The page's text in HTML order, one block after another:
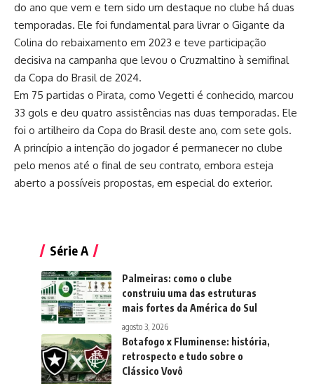
do ano que vem e tem sido um destaque no clube há duas
temporadas. Ele foi fundamental para livrar o Gigante da
Colina do rebaixamento em 2023 e teve participação
decisiva na campanha que levou o Cruzmaltino à semifinal
da Copa do Brasil de 2024.
Em 75 partidas o Pirata, como Vegetti é conhecido, marcou
33 gols e deu quatro assistências nas duas temporadas. Ele
foi o artilheiro da Copa do Brasil deste ano, com sete gols.
A princípio a intenção do jogador é permanecer no clube
pelo menos até o final de seu contrato, embora esteja
aberto a possíveis propostas, em especial do exterior.
Série A
Palmeiras: como o clube
construiu uma das estruturas
mais fortes da América do Sul
agosto 3, 2026
Botafogo x Fluminense: história,
retrospecto e tudo sobre o
Clássico Vovô